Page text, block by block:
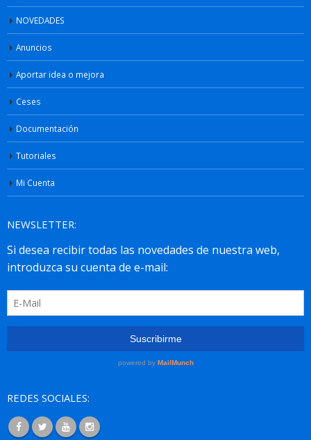
NOVEDADES
Anuncios
Aportar idea o mejora
Ceses
Documentación
Tutoriales
Mi Cuenta
NEWSLETTER:
REDES SOCIALES: